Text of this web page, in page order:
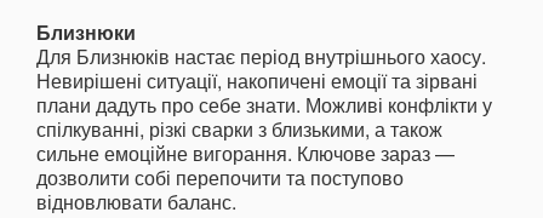
Близнюки
Для Близнюків настає період внутрішнього хаосу.
Невирішені ситуації, накопичені емоції та зірвані
плани дадуть про себе знати. Можливі конфлікти у
спілкуванні, різкі сварки з близькими, а також
сильне емоційне вигорання. Ключове зараз —
дозволити собі перепочити та поступово
відновлювати баланс.